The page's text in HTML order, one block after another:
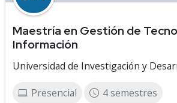
Maestría en Gestión de
Información
Universidad de Investigación y
Presencial 4 semestres